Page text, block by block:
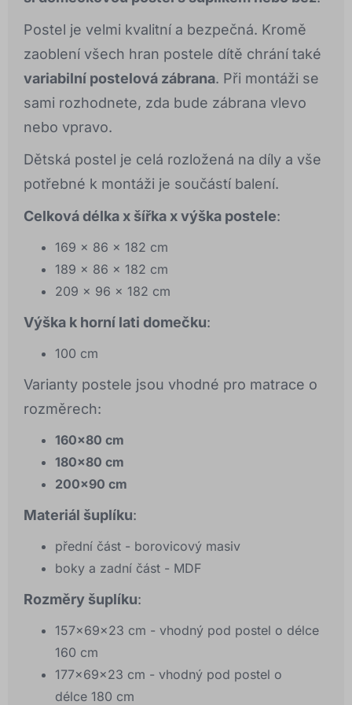
Postel je velmi kvalitní a bezpečná. Kromě
zaoblení všech hran postele dítě chrání také
variabilní postelová zábrana. Při montáži se
sami rozhodnete, zda bude zábrana vlevo
nebo vpravo.
Dětská postel je celá rozložená na díly a vše
potřebné k montáži je součástí balení.
Celková délka x šířka x výška postele:
169 x 86 x 182 cm
189 x 86 x 182 cm
209 x 96 x 182 cm
Výška k horní lati domečku:
100 cm
Varianty postele jsou vhodné pro matrace o
rozměrech:
160x80 cm
180x80 cm
200x90 cm
Materiál šuplíku:
přední část - borovicový masiv
boky a zadní část - MDF
Rozměry šuplíku:
157x69x23 cm - vhodný pod postel o délce
160 cm
177x69x23 cm - vhodný pod postel o
délce 180 cm